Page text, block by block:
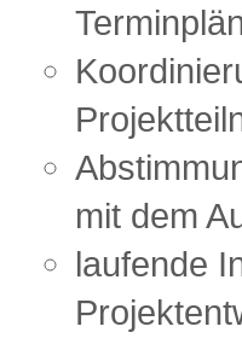
mit dem
laufende